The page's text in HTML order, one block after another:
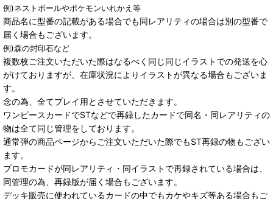
例)ネストボールやポケモンいれかえ等
商品名に型番の記載がある場合でも同レアリティの場合は別の型番で
届く場合もございます。
例)森の封印石など
複数枚ご注文いただいた際はなるべく同じ同じイラストでの発送を心
がけておりますが、在庫状況によりイラストが異なる場合もございま
す。
念の為、全てプレイ用とさせていただきます。
ワンピースカードでSTなどで再録したカードで同名・同レアリティの
物は全て同じ管理をしております。
通常弾の商品ページからご注文いただいた際でもST再録の物もござい
ます。
プロモカードが同レアリティ・同イラストで再録されている場合は、
同管理の為、再録版が届く場合もございます。
デッキ販売に使われているカードの中でもカケやキズ等ある場合もご